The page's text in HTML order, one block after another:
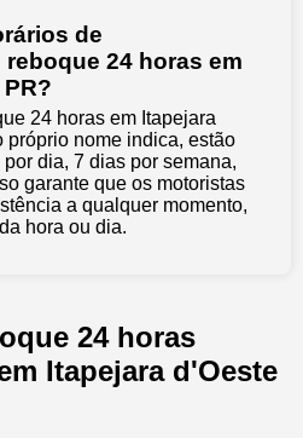
de
24 horas em
24 horas em Itapejara
próprio nome indica, estão
dia, 7 dias por semana,
garante que os motoristas
a qualquer momento,
hora ou dia.
24 horas
Itapejara d'Oeste